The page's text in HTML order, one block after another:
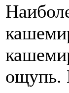
ощупь.